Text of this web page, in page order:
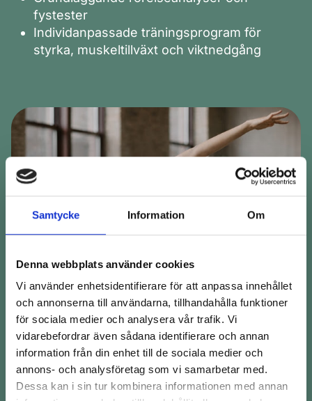
Samtycke Information Om
Denna webbplats använder cookies
Vi använder enhetsidentifierare för att anpassa innehållet
och annonserna till användarna, tillhandahålla funktioner
för sociala medier och analysera vår trafik. Vi
vidarebefordrar även sådana identifierare och annan
information från din enhet till de sociala medier och
annons- och analysföretag som vi samarbetar med.
Dessa kan i sin tur kombinera informationen med annan
fystester
Individanpassade träningsprogram för
styrka, muskeltillväxt och viktnedgång
Köp
NIVÅ 2